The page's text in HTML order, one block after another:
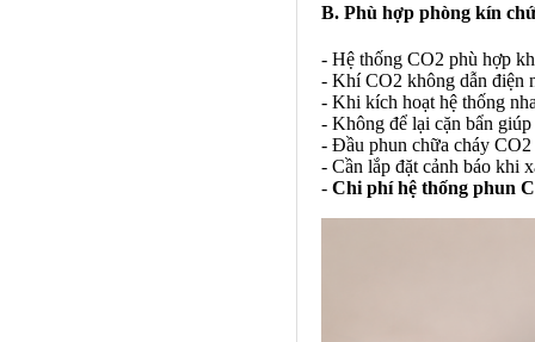
B. Phù hợp phòng kín
- Hệ thống CO2 phù hợp
- Khí CO2 không dẫn điện
- Khi kích hoạt hệ thống
- Không để lại cặn bẩn
- Đầu phun chữa cháy
- Cần lắp đặt cảnh báo khi
- Chi phí hệ thống phun